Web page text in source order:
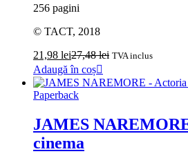
256 pagini
© TACT, 2018
21,98 lei27,48lei TVA inclus
Adaugă în coș
Paperback
JAMES
cinema